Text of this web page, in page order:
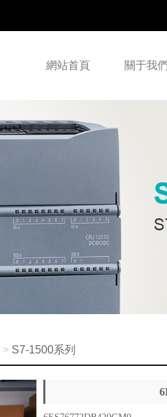
網站首頁 關于我們
> S7-1500系列